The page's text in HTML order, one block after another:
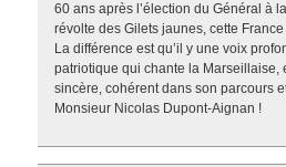
60 ans après l’élection du Général à
révolte des Gilets jaunes, cette
La différence est qu’il y une voix
patriotique qui chante la Marseillaise,
sincère, cohérent dans son parcours
Monsieur Nicolas Dupont-Aignan !